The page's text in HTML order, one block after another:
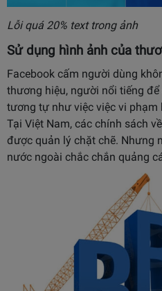
Lỗi quá 20% text trong ảnh
Sử dụng hình ảnh của
Facebook cấm người dùng
thương hiệu, người nổi tiếng
tương tự như việc việc vi phạm
Tại Việt Nam, các chính sách
được quản lý chặt chẽ. Nhưng
nước ngoài chắc chắn quảng